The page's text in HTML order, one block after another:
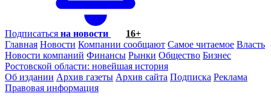
Подписаться на новости
16+
Главная Новости Компании сообщают Самое читаемое Власть
Новости компаний Финансы Рынки Общество Бизнес
Ростовской области: новейшая история
Об издании Архив газеты Архив сайта Подписка Реклама
Правовая информация